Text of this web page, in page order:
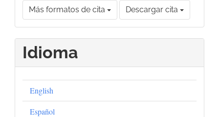
Más formatos de cita Descargar cita
Idioma
English
Español